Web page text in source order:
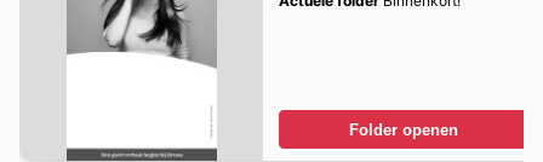
Folder openen